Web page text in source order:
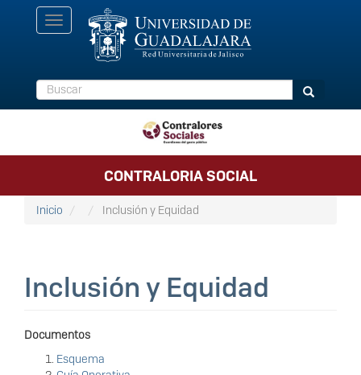
Toggle
navigation
Buscar Buscar
CONTRALORIA SOCIAL
Inicio Inclusión y Equidad
Inclusión y Equidad
Documentos
Esquema